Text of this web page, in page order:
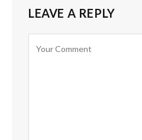
LEAVE A REPLY